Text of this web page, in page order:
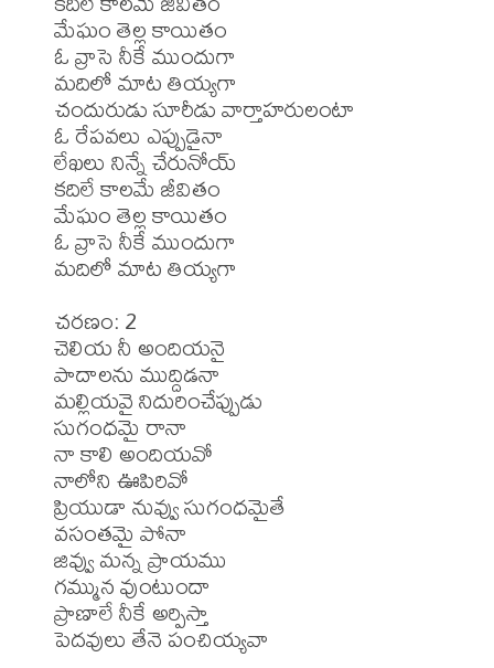
మేఘం తెల్ల కాయితం
ఓ వ్రాసె నీకే ముందుగా
మదిలో మాట తియ్యగా
చందురుడు సూరీడు వార్తాహరులంటా
ఓ రేపవలు ఎప్పుడైనా
లేఖలు నిన్నే చేరునోయ్
కదిలే కాలమే జీవితం
మేఘం తెల్ల కాయితం
ఓ వ్రాసె నీకే ముందుగా
మదిలో మాట తియ్యగా
చరణం: 2
చెలియ నీ అందియనై
పాదాలను ముద్దిడనా
మల్లియవై నిదురించేప్పుడు
సుగంధమై రానా
నా కాలి అందియవో
నాలోని ఊపిరివో
ప్రియుడా నువ్వు సుగంధమైతే
వసంతమై పోనా
జివ్వు మన్న ప్రాయము
గమ్మున వుంటుందా
ప్రాణాలే నీకే అర్పిస్తా
పెదవులు తేనె పంచియ్యవా